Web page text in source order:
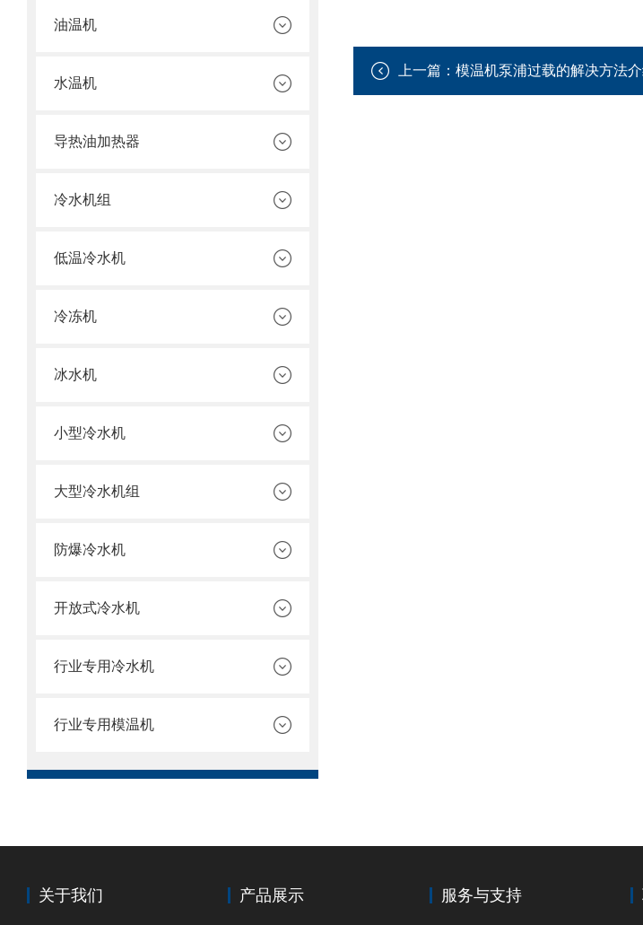
油温机
水温机
导热油加热器
冷水机组
低温冷水机
冷冻机
冰水机
小型冷水机
大型冷水机组
防爆冷水机
开放式冷水机
行业专用冷水机
行业专用模温机
上一篇： 模温机泵浦过载的解决方法
关于我们 产品展示 服务与支持